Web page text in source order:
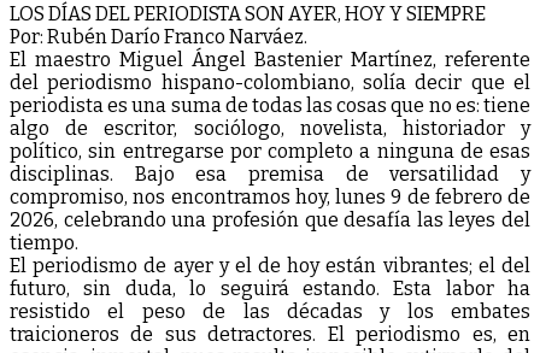
LOS DÍAS DEL PERIODISTA SON AYER, HOY Y SIEMPRE
Por: Rubén Darío Franco Narváez.
El maestro Miguel Ángel Bastenier Martínez, referente
del periodismo hispano-colombiano, solía decir que el
periodista es una suma de todas las cosas que no es: tiene
algo de escritor, sociólogo, novelista, historiador y
político, sin entregarse por completo a ninguna de esas
disciplinas. Bajo esa premisa de versatilidad y
compromiso, nos encontramos hoy, lunes 9 de febrero de
2026, celebrando una profesión que desafía las leyes del
tiempo.
El periodismo de ayer y el de hoy están vibrantes; el del
futuro, sin duda, lo seguirá estando. Esta labor ha
resistido el peso de las décadas y los embates
traicioneros de sus detractores. El periodismo es, en